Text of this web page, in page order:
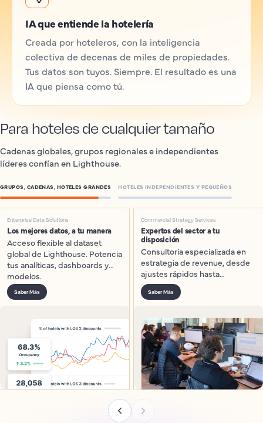
IA que entiende la hotelería
Creada por hoteleros, con la inteligencia
colectiva de decenas de miles de propiedades.
Tus datos son tuyos. Siempre. El resultado es una
IA que piensa como tú.
Para hoteles de cualquier tamaño
Cadenas globales, grupos regionales e independientes
líderes confían en Lighthouse.
GRUPOS, CADENAS, HOTELES GRANDES HOTELES INDEPENDIENTES Y PEQUEÑOS
Enterprise Data Solutions
Los mejores datos, a tu manera
Acceso flexible al dataset
global de Lighthouse. Potencia
tus analíticas, dashboards y
modelos.
Saber Más
Commercial Strategy Services
Expertos del sector a tu
disposición
Consultoría especializada en
estrategia de revenue, desde
ajustes rápidos hasta
roadmaps a largo plazo.
Saber Más